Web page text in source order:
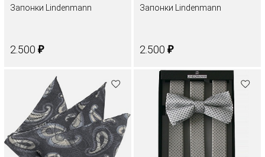
Запонки Lindenmann
2.500 ₽
Запонки Lindenmann
2.500 ₽